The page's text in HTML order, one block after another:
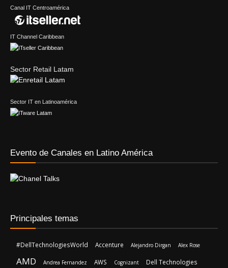
Canal IT Centroamérica
IT Channel Caribbean
Sector Retail Latam
Sector IT en Latinoamérica
Evento de Canales en Latino América
Principales temas
#DellTechnologiesWorld Accenture Alejandro Dirgan Alex Rose
AMD Andrea Fernandez AWS Cognizant Dell Technologies